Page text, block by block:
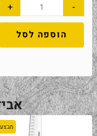
-
+
הוספה לסל